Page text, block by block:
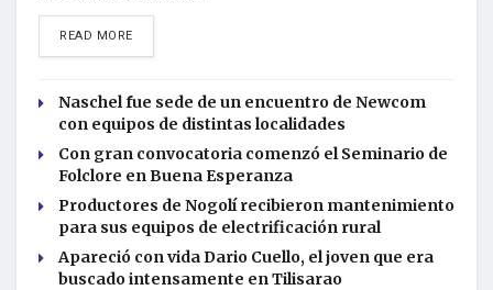
READ MORE
Naschel fue sede de un encuentro de Newcom
con equipos de distintas localidades
Con gran convocatoria comenzó el Seminario de
Folclore en Buena Esperanza
Productores de Nogolí recibieron mantenimiento
para sus equipos de electrificación rural
Apareció con vida Dario Cuello, el joven que era
buscado intensamente en Tilisarao